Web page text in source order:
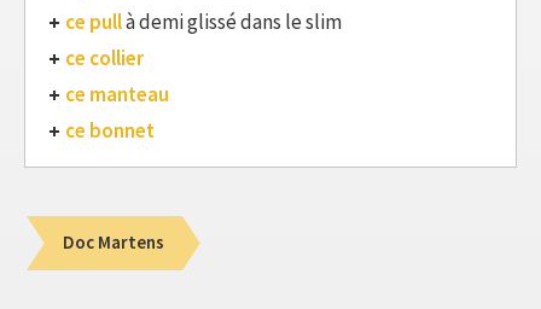
ce pullà demi glissé dans le slim
ce collier
ce manteau
ce bonnet
Doc Martens